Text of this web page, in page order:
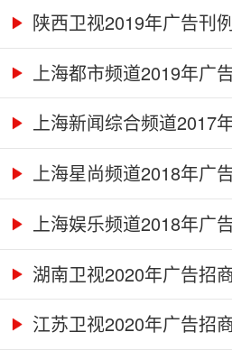
陕西卫视2019年广告刊
上海都市频道2019年广
上海新闻综合频道2017
上海星尚频道2018年广
上海娱乐频道2018年广
湖南卫视2020年广告招
江苏卫视2020年广告招